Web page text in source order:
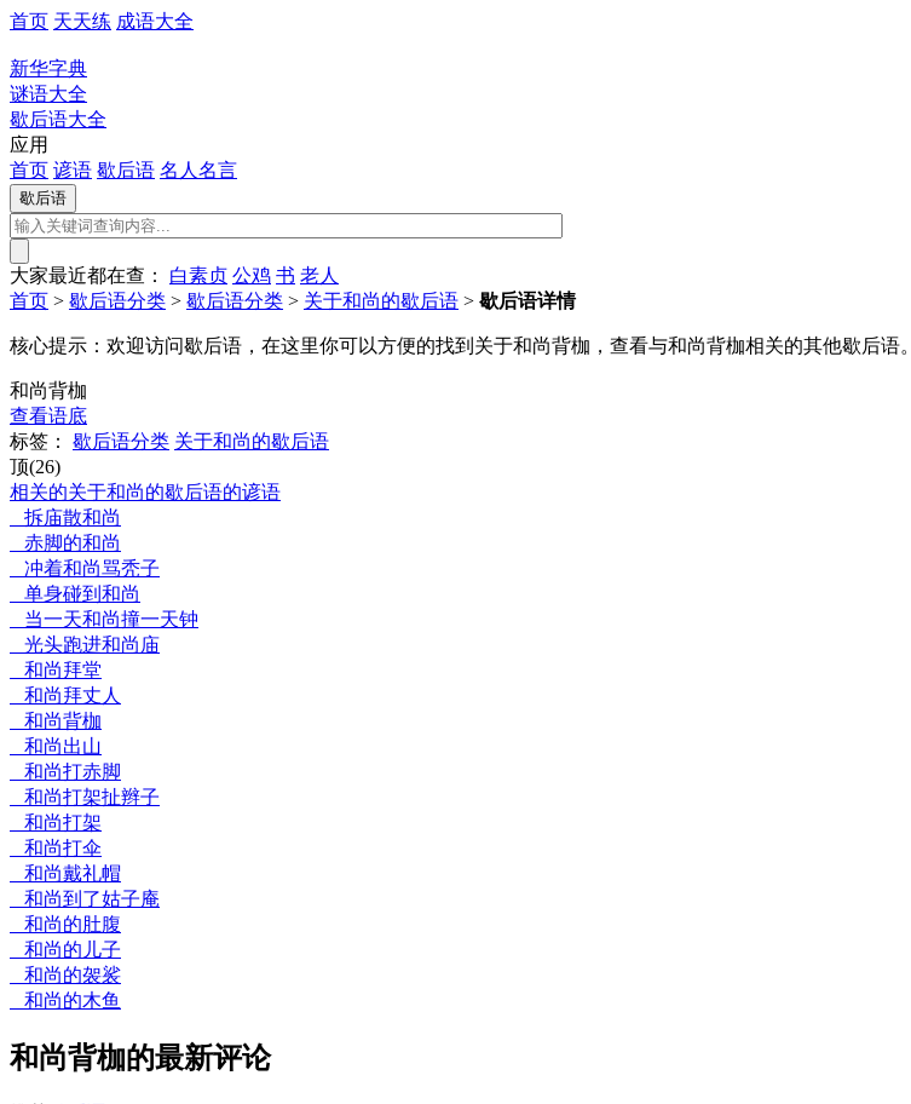
首页 天天练 成语大全
新华字典
谜语大全
歇后语大全
应用
首页 谚语 歇后语 名人名言
大家最近都在查： 白素贞 公鸡 书 老人
首页 > 歇后语分类 > 歇后语分类 > 关于和尚的歇后语 > 歇后语详情
核心提示： 欢迎访问歇后语，在这里你可以方便的找到关于和尚背枷，查看与和尚背枷相关的其他歇后语。
和尚背枷
查看语底
标签：
歇后语分类 关于和尚的歇后语
顶(26)
相关的关于和尚的歇后语的谚语
拆庙散和尚
赤脚的和尚
冲着和尚骂秃子
单身碰到和尚
当一天和尚撞一天钟
光头跑进和尚庙
和尚拜堂
和尚拜丈人
和尚背枷
和尚出山
和尚打赤脚
和尚打架扯辫子
和尚打架
和尚打伞
和尚戴礼帽
和尚到了姑子庵
和尚的肚腹
和尚的儿子
和尚的袈裟
和尚的木鱼
和尚背枷的最新评论